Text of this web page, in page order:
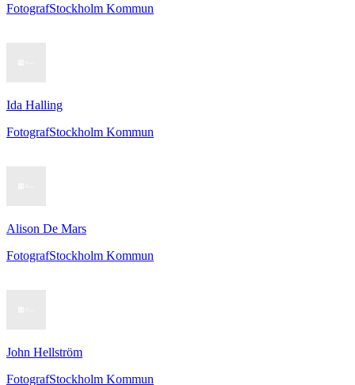
FotografStockholm Kommun
Ida Halling
FotografStockholm Kommun
Alison De Mars
FotografStockholm Kommun
John Hellström
FotografStockholm Kommun